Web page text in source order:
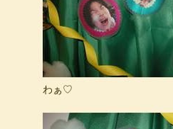
わぁ♡